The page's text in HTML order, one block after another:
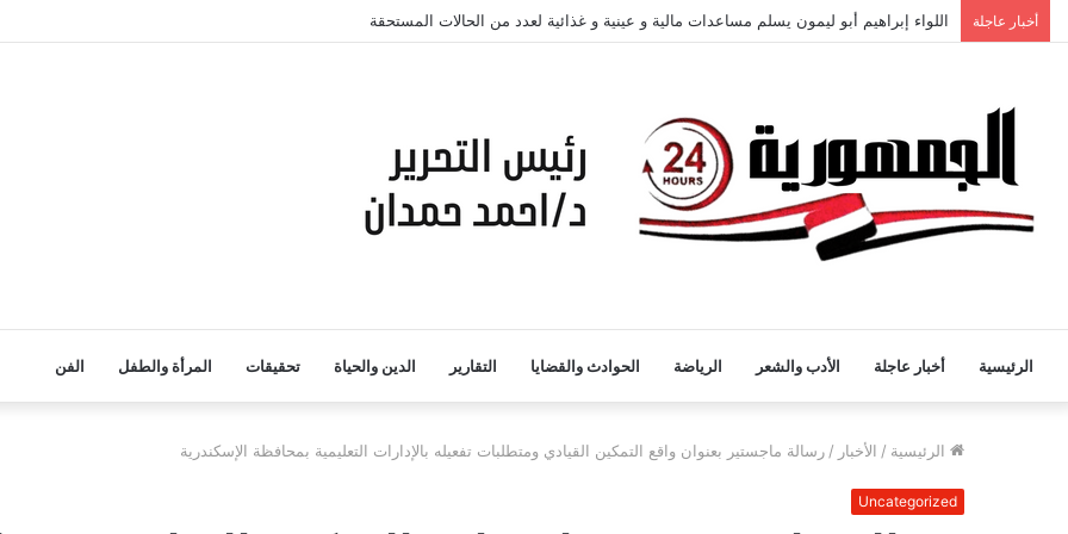
أخبار عاجلة اللواء إبراهيم أبو ليمون يسلم مساعدات مالية و عينية و غذائية لعدد من الحالات المستحقة
الرئيسية أخبار عاجلة الأدب والشعر الرياضة الحوادث والقضايا التقارير الدين والحياة تحقيقات المرأة والطفل الفن
الرئيسية / الأخبار / رسالة ماجستير بعنوان واقع التمكين القيادي ومتطلبات تفعيله بالإدارات التعليمية بمحافظة الإسكندرية
Uncategorized